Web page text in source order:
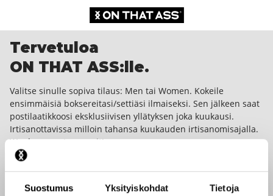
Suostumus Yksityiskohdat Tietoja
Tervetuloa
ON THAT ASS:lle.
Valitse sinulle sopiva tilaus: Men tai Women. Kokeile
ensimmäisiä boksereitasi/settiäsi ilmaiseksi. Sen jälkeen saat
postilaatikkoosi eksklusiivisen yllätyksen joka kuukausi.
Irtisanottavissa milloin tahansa kuukauden irtisanomisajalla.
We dare you to wear it!